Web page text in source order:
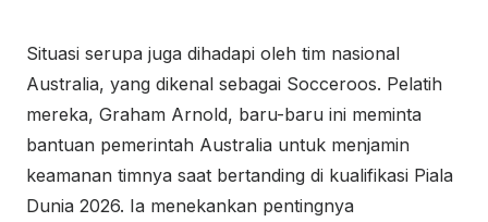
Situasi serupa juga dihadapi oleh tim nasional
Australia, yang dikenal sebagai Socceroos. Pelatih
mereka, Graham Arnold, baru-baru ini meminta
bantuan pemerintah Australia untuk menjamin
keamanan timnya saat bertanding di kualifikasi Piala
Dunia 2026. Ia menekankan pentingnya